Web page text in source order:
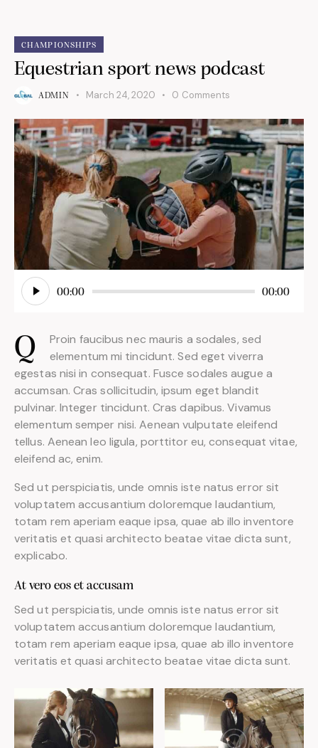
CHAMPIONSHIPS
Equestrian sport news podcast
ADMIN March 24, 2020 0 Comments
Audio
Player
00:00 00:00
Q
Proin faucibus nec mauris a sodales, sed
elementum mi tincidunt. Sed eget viverra
egestas nisi in consequat. Fusce sodales augue a
accumsan. Cras sollicitudin, ipsum eget blandit
pulvinar. Integer tincidunt. Cras dapibus. Vivamus
elementum semper nisi. Aenean vulputate eleifend
tellus. Aenean leo ligula, porttitor eu, consequat vitae,
eleifend ac, enim.
Sed ut perspiciatis, unde omnis iste natus error sit
voluptatem accusantium doloremque laudantium,
totam rem aperiam eaque ipsa, quae ab illo inventore
veritatis et quasi architecto beatae vitae dicta sunt,
explicabo.
At vero eos et accusam
Sed ut perspiciatis, unde omnis iste natus error sit
voluptatem accusantium doloremque laudantium,
totam rem aperiam eaque ipsa, quae ab illo inventore
veritatis et quasi architecto beatae vitae dicta sunt.